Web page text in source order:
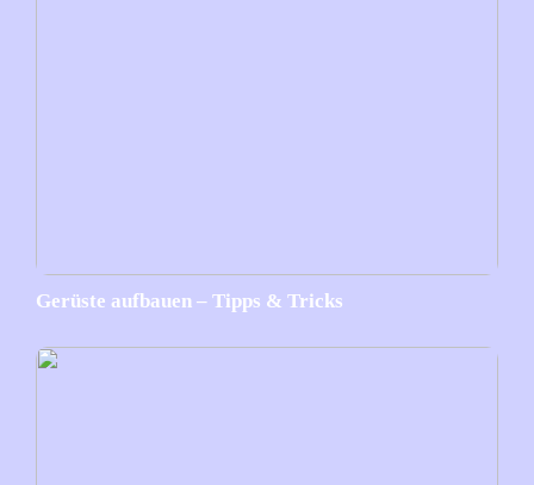
Gerüste aufbauen – Tipps & Tricks